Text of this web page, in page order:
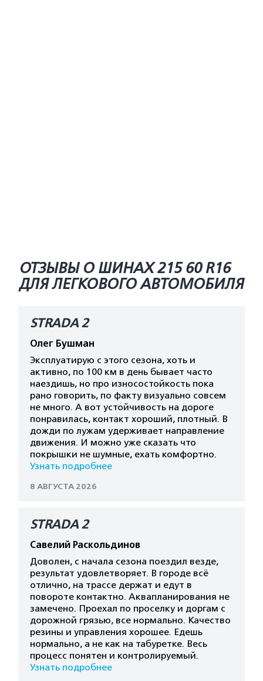
ОТЗЫВЫ О ШИНАХ 215 60 R16
ДЛЯ ЛЕГКОВОГО АВТОМОБИЛЯ
STRADA 2
Олег Бушман
Эксплуатирую с этого сезона, хоть и
активно, по 100 км в день бывает часто
наездишь, но про износостойкость пока
рано говорить, по факту визуально совсем
не много. А вот устойчивость на дороге
понравилась, контакт хороший, плотный. В
дожди по лужам удерживает направление
движения. И можно уже сказать что
покрышки не шумные, ехать комфортно.
Узнать подробнее
8 АВГУСТА 2026
STRADA 2
Савелий Раскольдинов
Доволен, с начала сезона поездил везде,
результат удовлетворяет. В городе всё
отлично, на трассе держат и едут в
повороте контактно. Аквапланирования не
замечено. Проехал по проселку и доргам с
дорожной грязью, все нормально. Качество
резины и управления хорошее. Едешь
нормально, а не как на табуретке. Весь
процесс понятен и контролируемый.
Узнать подробнее